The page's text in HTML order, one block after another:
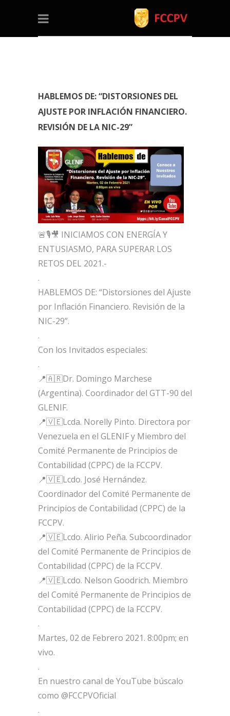
HABLEMOS DE: “DISTORSIONES DEL
AJUSTE POR INFLACIÓN FINANCIERO.
REVISIÓN DE LA NIC-29”
🚨🎙🎥 INICIAMOS CON ENERGÍA Y
ENTUSIASMO, PARA SUPERAR LOS
RETOS DEL 2021.-
.
HABLEMOS DE: “Distorsiones del Ajuste
por Inflación Financiero. Revisión de la
NIC-29”.
.
Con los Invitados especiales:
.
📍🇦🇷Dr. Domingo Marchese
(Argentina). Coordinador del GTT-90 del
GLENIF.
📍🇻🇪Lcda. Norelly Pinto. Directora por
Venezuela en el GLENIF y Miembro del
Comité Permanente de Principios de
Contabilidad (CPPC) de la FCCPV.
📍🇻🇪Lcdo. José Hernández.
Coordinador del Comité Permanente de
Principios de Contabilidad (CPPC) de la
FCCPV.
📍🇻🇪Lcdo. Alirio Peña. Subcoordinador
del Comité Permanente de Principios de
Contabilidad (CPPC) de la FCCPV.
📍🇻🇪Lcdo. Nelson Goodrich. Miembro
del Comité Permanente de Principios de
Contabilidad (CPPC) de la FCCPV.
.
Martes, 02 de Febrero 2021. 8:00pm; en
vivo.
.
En nuestro canal de YouTube búscalo
como @FCCPVOficial
.